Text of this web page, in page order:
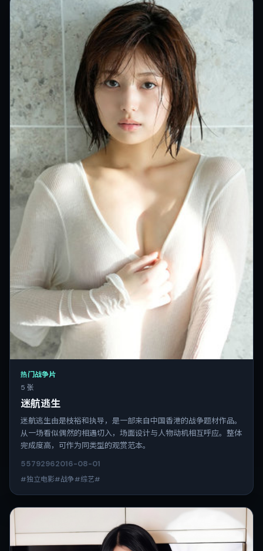
热门战争片
5 张
迷航逃生
迷航逃生由是枝裕和执导，是一部来自中国香港的战争题材作品。
从一场看似偶然的相遇切入，场面设计与人物动机相互呼应。整体
完成度高，可作为同类型的观赏范本。
55792962016-08-01
#独立电影#战争#综艺#